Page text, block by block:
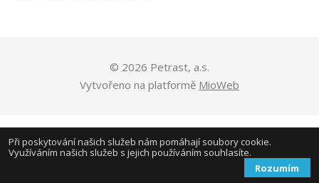
© 2026 Petrast, a.s.
Vytvořeno na platformě MioWeb
Při poskytování našich služeb nám pomáhají soubory cookie.
Využíváním našich služeb s jejich používáním souhlasíte.
Rozumím